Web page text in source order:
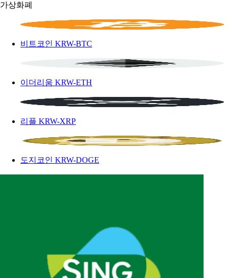
가상화폐
비트코인 KRW-BTC
이더리움 KRW-ETH
리플 KRW-XRP
도지코인 KRW-DOGE